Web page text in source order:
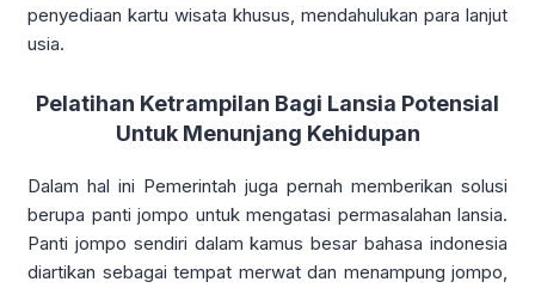
penyediaan kartu wisata khusus, mendahulukan para lanjut
usia.
Pelatihan Ketrampilan Bagi Lansia Potensial
Untuk Menunjang Kehidupan
Dalam hal ini Pemerintah juga pernah memberikan solusi
berupa panti jompo untuk mengatasi permasalahan lansia.
Panti jompo sendiri dalam kamus besar bahasa indonesia
diartikan sebagai tempat merwat dan menampung jompo,